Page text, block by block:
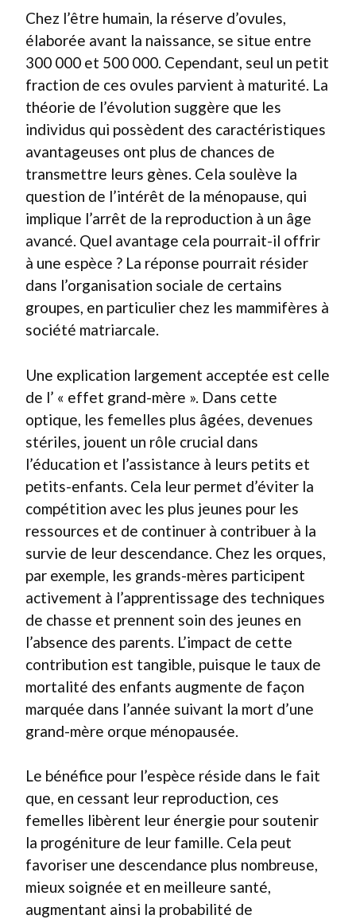
Chez l’être humain, la réserve d’ovules,
élaborée avant la naissance, se situe entre
300 000 et 500 000. Cependant, seul un petit
fraction de ces ovules parvient à maturité. La
théorie de l’évolution suggère que les
individus qui possèdent des caractéristiques
avantageuses ont plus de chances de
transmettre leurs gènes. Cela soulève la
question de l’intérêt de la ménopause, qui
implique l’arrêt de la reproduction à un âge
avancé. Quel avantage cela pourrait-il offrir
à une espèce ? La réponse pourrait résider
dans l’organisation sociale de certains
groupes, en particulier chez les mammifères à
société matriarcale.
Une explication largement acceptée est celle
de l’ « effet grand-mère ». Dans cette
optique, les femelles plus âgées, devenues
stériles, jouent un rôle crucial dans
l’éducation et l’assistance à leurs petits et
petits-enfants. Cela leur permet d’éviter la
compétition avec les plus jeunes pour les
ressources et de continuer à contribuer à la
survie de leur descendance. Chez les orques,
par exemple, les grands-mères participent
activement à l’apprentissage des techniques
de chasse et prennent soin des jeunes en
l’absence des parents. L’impact de cette
contribution est tangible, puisque le taux de
mortalité des enfants augmente de façon
marquée dans l’année suivant la mort d’une
grand-mère orque ménopausée.
Le bénéfice pour l’espèce réside dans le fait
que, en cessant leur reproduction, ces
femelles libèrent leur énergie pour soutenir
la progéniture de leur famille. Cela peut
favoriser une descendance plus nombreuse,
mieux soignée et en meilleure santé,
augmentant ainsi la probabilité de